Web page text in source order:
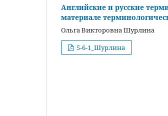
Английские и русские
материале
Ольга Викторовна Шурлина
5-6-1_Шурлина